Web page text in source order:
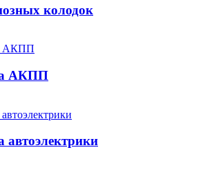
колодок
АКПП
автоэлектрики